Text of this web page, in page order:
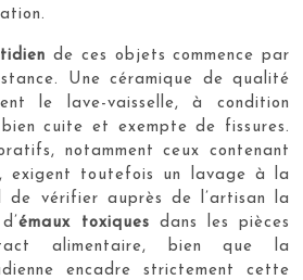
de ces objets commence par
Une céramique de qualité
le lave-vaisselle, à condition
cuite et exempte de fissures.
notamment ceux contenant
exigent toutefois un lavage à la
de vérifier auprès de l’artisan la
émaux toxiques dans les pièces
alimentaire, bien que la
encadre strictement cette